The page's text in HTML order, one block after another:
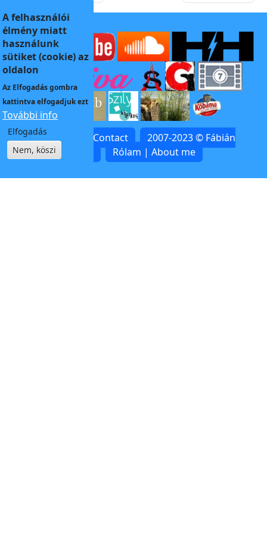
Kapcsolat | Contact
2007-2023 © Fábián
Rólam | About me
A felhasználói
élmény miatt
használunk
sütiket (cookie) az
oldalon
Az Elfogadásgombra
kattintva elfogadjuk ezt
További info
Elfogadás
Nem, köszi